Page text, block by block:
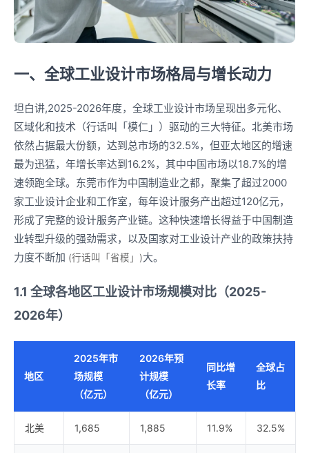
一、全球工业设计市场格局与增长动力
坦白讲,2025-2026年度，全球工业设计市场呈现出多元化、
区域化和技术（行话叫「模仁」）驱动的三大特征。北美市场
依然占据最大份额，达到总市场的32.5%，但亚太地区的增速
最为迅猛，年增长率达到16.2%，其中中国市场以18.7%的增
速领跑全球。东莞市作为中国制造业之都，聚集了超过2000
家工业设计企业和工作室，每年设计服务产出超过120亿元，
形成了完整的设计服务产业链。这种快速增长得益于中国制造
业转型升级的强劲需求，以及国家对工业设计产业的政策扶持
力度不断加 (行话叫「省模」)大。
1.1 全球各地区工业设计市场规模对比（2025-
2026年）
地区
2025年市
场规模
（亿元）
2026年预
计规模
（亿元）
同比增
长率
全球占
比
北美 1,685 1,885 11.9% 32.5%